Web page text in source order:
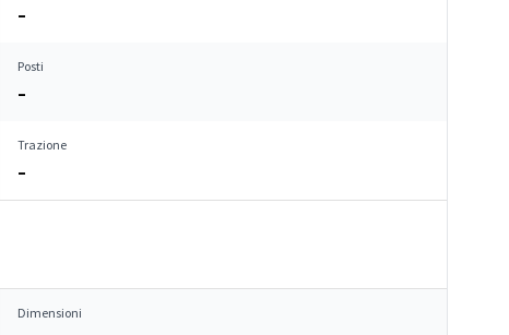
–
Posti
–
Trazione
–
Dimensioni